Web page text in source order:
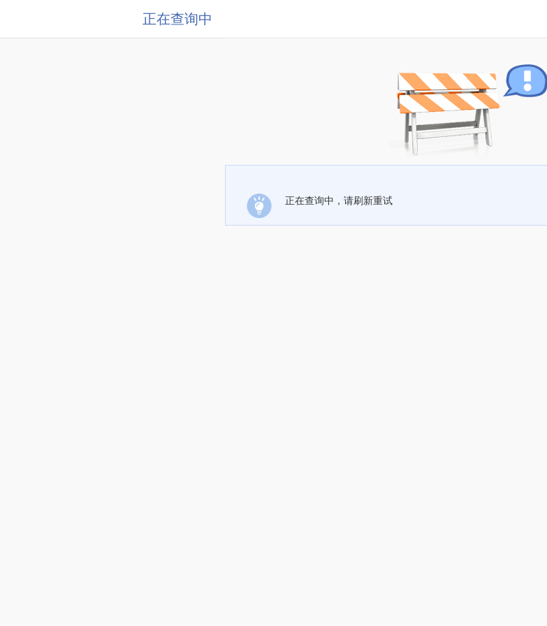
正在查询中
正在查询中，请刷新重试